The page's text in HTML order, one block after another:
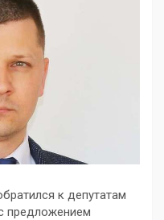
к депутатам
предложением